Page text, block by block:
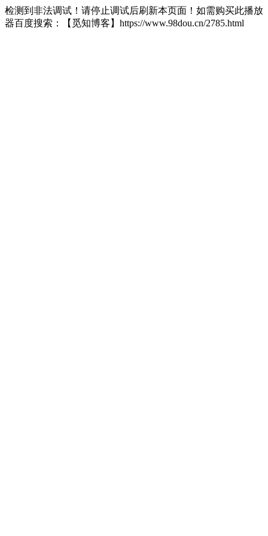
检测到非法调试！请停止调试后刷新本页面！如需购买此播放
器百度搜索：【觅知博客】https://www.98dou.cn/2785.html